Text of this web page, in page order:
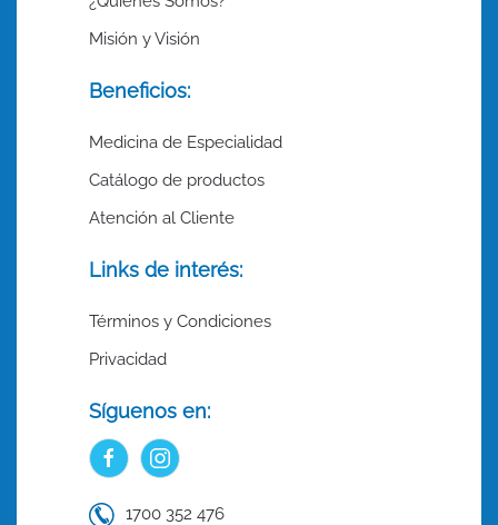
Misión y Visión
Beneficios:
Medicina de Especialidad
Catálogo de productos
Atención al Cliente
Links de interés:
Términos y Condiciones
Privacidad
Síguenos en:
1700 352 476